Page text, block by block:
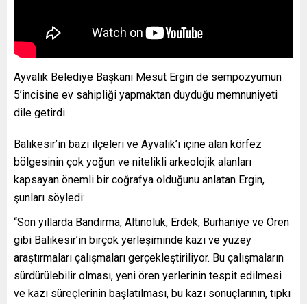
Ayvalık Belediye Başkanı Mesut Ergin de sempozyumun
5’incisine ev sahipliği yapmaktan duyduğu memnuniyeti
dile getirdi.
Balıkesir’in bazı ilçeleri ve Ayvalık’ı içine alan körfez
bölgesinin çok yoğun ve nitelikli arkeolojik alanları
kapsayan önemli bir coğrafya olduğunu anlatan Ergin,
şunları söyledi:
“Son yıllarda Bandırma, Altınoluk, Erdek, Burhaniye ve Ören
gibi Balıkesir’in birçok yerleşiminde kazı ve yüzey
araştırmaları çalışmaları gerçekleştiriliyor. Bu çalışmaların
sürdürülebilir olması, yeni ören yerlerinin tespit edilmesi
ve kazı süreçlerinin başlatılması, bu kazı sonuçlarının, tıpkı